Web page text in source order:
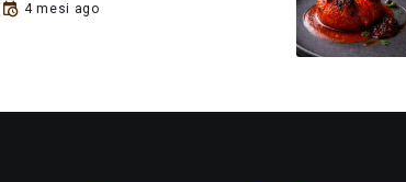
4 mesi ago